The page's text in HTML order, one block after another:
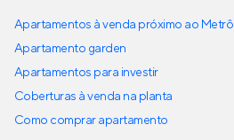
Apartamentos à venda próximo ao Metrô
Apartamento garden
Apartamentos para investir
Coberturas à venda na planta
Como comprar apartamento